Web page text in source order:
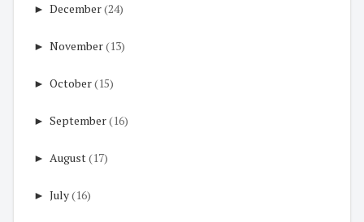
► December(24)
► November(13)
► October(15)
► September(16)
► August(17)
► July(16)